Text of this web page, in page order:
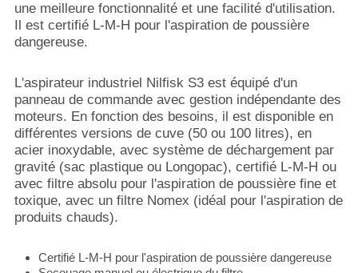
une meilleure fonctionnalité et une facilité d'utilisation.
Il est certifié L-M-H pour l'aspiration de poussière
dangereuse.
L'aspirateur industriel Nilfisk S3 est équipé d'un
panneau de commande avec gestion indépendante des
moteurs. En fonction des besoins, il est disponible en
différentes versions de cuve (50 ou 100 litres), en
acier inoxydable, avec système de déchargement par
gravité (sac plastique ou Longopac), certifié L-M-H ou
avec filtre absolu pour l'aspiration de poussière fine et
toxique, avec un filtre Nomex (idéal pour l'aspiration de
produits chauds).
Certifié L-M-H pour l'aspiration de poussière dangereuse